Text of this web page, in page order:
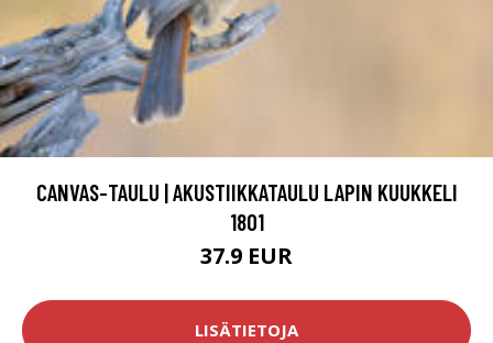
CANVAS-TAULU | AKUSTIIKKATAULU LAPIN KUUKKELI
1801
37.9 EUR
LISÄTIETOJA